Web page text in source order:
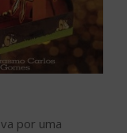
por uma